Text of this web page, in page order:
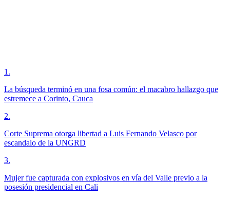
1 .
La búsqueda terminó en una fosa común: el macabro hallazgo que
estremece a Corinto, Cauca
2.
Corte Suprema otorga libertad a Luis Fernando Velasco por
escandalo de la UNGRD
3.
Mujer fue capturada con explosivos en vía del Valle previo a la
posesión presidencial en Cali